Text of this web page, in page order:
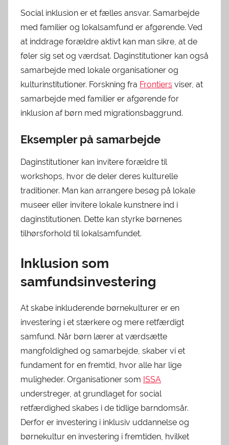
Social inklusion er et fælles ansvar. Samarbejde
med familier og lokalsamfund er afgørende. Ved
at inddrage forældre aktivt kan man sikre, at de
føler sig set og værdsat. Daginstitutioner kan også
samarbejde med lokale organisationer og
kulturinstitutioner. Forskning fra Frontiers viser, at
samarbejde med familier er afgørende for
inklusion af børn med migrationsbaggrund.
Eksempler på samarbejde
Daginstitutioner kan invitere forældre til
workshops, hvor de deler deres kulturelle
traditioner. Man kan arrangere besøg på lokale
museer eller invitere lokale kunstnere ind i
daginstitutionen. Dette kan styrke børnenes
tilhørsforhold til lokalsamfundet.
Inklusion som
samfundsinvestering
At skabe inkluderende børnekulturer er en
investering i et stærkere og mere retfærdigt
samfund. Når børn lærer at værdsætte
mangfoldighed og samarbejde, skaber vi et
fundament for en fremtid, hvor alle har lige
muligheder. Organisationer som ISSA
understreger, at grundlaget for social
retfærdighed skabes i de tidlige barndomsår.
Derfor er investering i inklusiv uddannelse og
børnekultur en investering i fremtiden, hvilket